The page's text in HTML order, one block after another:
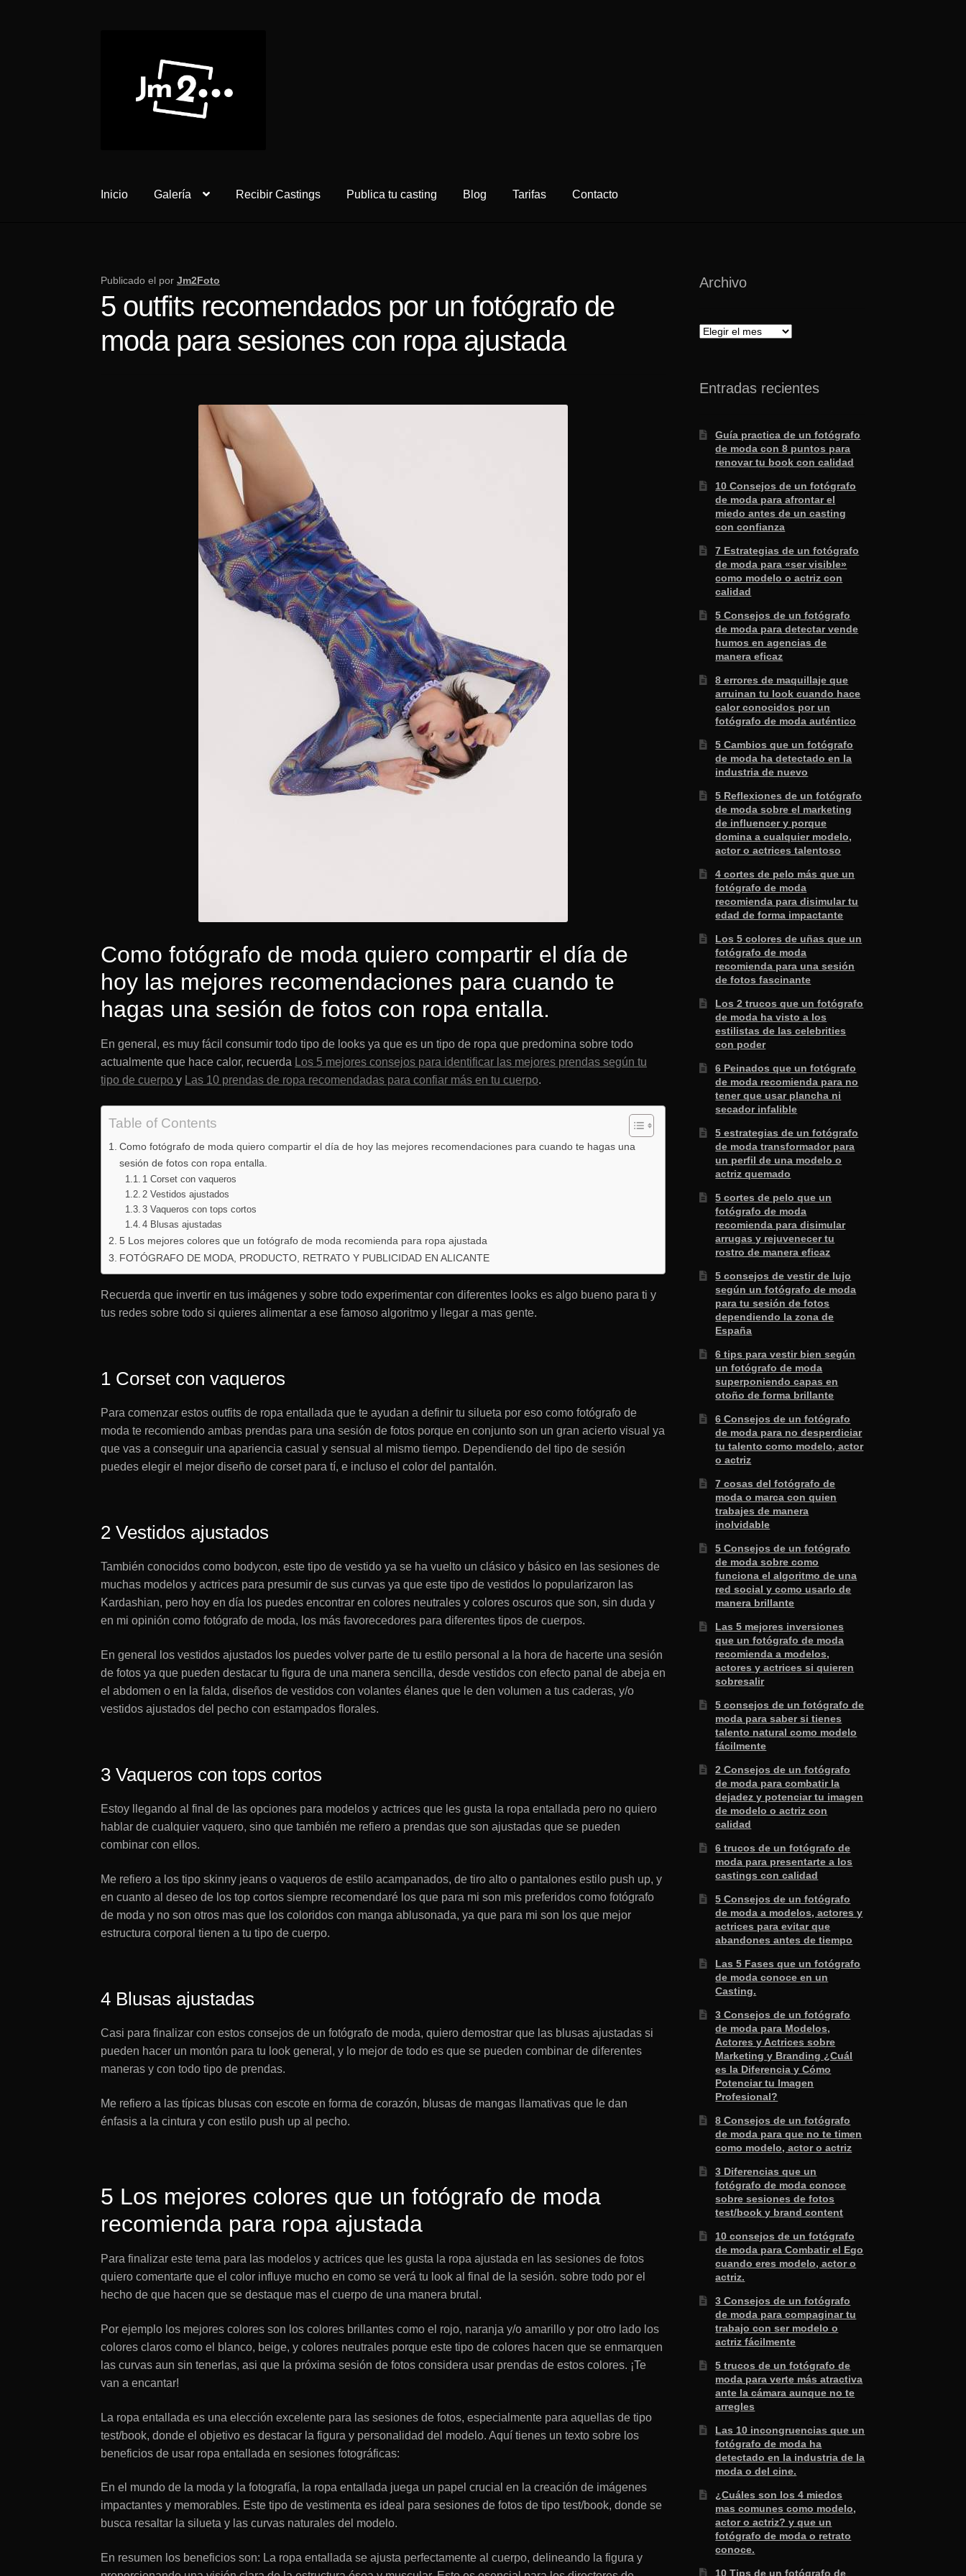
navegación
contenido
Inicio Galería Recibir Castings Publica tu casting Blog Tarifas Contacto
Publicado el porJm2Foto
5 outfits recomendados por un fotógrafo de
moda para sesiones con ropa ajustada
Como fotógrafo de moda quiero compartir el día de
hoy las mejores recomendaciones para cuando te
hagas una sesión de fotos con ropa entalla.
En general, es muy fácil consumir todo tipo de looks ya que es un tipo de ropa que predomina sobre todo
actualmente que hace calor, recuerda Los 5 mejores consejos para identificar las mejores prendas según tu
tipo de cuerpoy Las 10 prendas de ropa recomendadas para confiar más en tu cuerpo.
Table of Contents
Como fotógrafo de moda quiero compartir el día de hoy las mejores recomendaciones para cuando te hagas una
sesión de fotos con ropa entalla.
1 Corset con vaqueros
2 Vestidos ajustados
3 Vaqueros con tops cortos
4 Blusas ajustadas
5 Los mejores colores que un fotógrafo de moda recomienda para ropa ajustada
FOTÓGRAFO DE MODA, PRODUCTO, RETRATO Y PUBLICIDAD EN ALICANTE
Recuerda que invertir en tus imágenes y sobre todo experimentar con diferentes looks es algo bueno para ti y
tus redes sobre todo si quieres alimentar a ese famoso algoritmo y llegar a mas gente.
1 Corset con vaqueros
Para comenzar estos outfits de ropa entallada que te ayudan a definir tu silueta por eso como fotógrafo de
moda te recomiendo ambas prendas para una sesión de fotos porque en conjunto son un gran acierto visual ya
que vas a conseguir una apariencia casual y sensual al mismo tiempo. Dependiendo del tipo de sesión
puedes elegir el mejor diseño de corset para tí, e incluso el color del pantalón.
2 Vestidos ajustados
También conocidos como bodycon, este tipo de vestido ya se ha vuelto un clásico y básico en las sesiones de
muchas modelos y actrices para presumir de sus curvas ya que este tipo de vestidos lo popularizaron las
Kardashian, pero hoy en día los puedes encontrar en colores neutrales y colores oscuros que son, sin duda y
en mi opinión como fotógrafo de moda, los más favorecedores para diferentes tipos de cuerpos.
En general los vestidos ajustados los puedes volver parte de tu estilo personal a la hora de hacerte una sesión
de fotos ya que pueden destacar tu figura de una manera sencilla, desde vestidos con efecto panal de abeja en
el abdomen o en la falda, diseños de vestidos con volantes élanes que le den volumen a tus caderas, y/o
vestidos ajustados del pecho con estampados florales.
3 Vaqueros con tops cortos
Estoy llegando al final de las opciones para modelos y actrices que les gusta la ropa entallada pero no quiero
hablar de cualquier vaquero, sino que también me refiero a prendas que son ajustadas que se pueden
combinar con ellos.
Me refiero a los tipo skinny jeans o vaqueros de estilo acampanados, de tiro alto o pantalones estilo push up, y
en cuanto al deseo de los top cortos siempre recomendaré los que para mi son mis preferidos como fotógrafo
de moda y no son otros mas que los coloridos con manga ablusonada, ya que para mi son los que mejor
estructura corporal tienen a tu tipo de cuerpo.
4 Blusas ajustadas
Casi para finalizar con estos consejos de un fotógrafo de moda, quiero demostrar que las blusas ajustadas si
pueden hacer un montón para tu look general, y lo mejor de todo es que se pueden combinar de diferentes
maneras y con todo tipo de prendas.
Me refiero a las típicas blusas con escote en forma de corazón, blusas de mangas llamativas que le dan
énfasis a la cintura y con estilo push up al pecho.
5 Los mejores colores que un fotógrafo de moda
recomienda para ropa ajustada
Para finalizar este tema para las modelos y actrices que les gusta la ropa ajustada en las sesiones de fotos
quiero comentarte que el color influye mucho en como se verá tu look al final de la sesión. sobre todo por el
hecho de que hacen que se destaque mas el cuerpo de una manera brutal.
Por ejemplo los mejores colores son los colores brillantes como el rojo, naranja y/o amarillo y por otro lado los
colores claros como el blanco, beige, y colores neutrales porque este tipo de colores hacen que se enmarquen
las curvas aun sin tenerlas, asi que la próxima sesión de fotos considera usar prendas de estos colores. ¡Te
van a encantar!
La ropa entallada es una elección excelente para las sesiones de fotos, especialmente para aquellas de tipo
test/book, donde el objetivo es destacar la figura y personalidad del modelo. Aquí tienes un texto sobre los
beneficios de usar ropa entallada en sesiones fotográficas:
En el mundo de la moda y la fotografía, la ropa entallada juega un papel crucial en la creación de imágenes
impactantes y memorables. Este tipo de vestimenta es ideal para sesiones de fotos de tipo test/book, donde se
busca resaltar la silueta y las curvas naturales del modelo.
En resumen los beneficios son: La ropa entallada se ajusta perfectamente al cuerpo, delineando la figura y
Archivo
Archivo
Entradas recientes
Guía practica de un fotógrafo
de moda con 8 puntos para
renovar tu book con calidad
10 Consejos de un fotógrafo
de moda para afrontar el
miedo antes de un casting
con confianza
7 Estrategias de un fotógrafo
de moda para «ser visible»
como modelo o actriz con
calidad
5 Consejos de un fotógrafo
de moda para detectar vende
humos en agencias de
manera eficaz
8 errores de maquillaje que
arruinan tu look cuando hace
calor conocidos por un
fotógrafo de moda auténtico
5 Cambios que un fotógrafo
de moda ha detectado en la
industria de nuevo
5 Reflexiones de un fotógrafo
de moda sobre el marketing
de influencer y porque
domina a cualquier modelo,
actor o actrices talentoso
4 cortes de pelo más que un
fotógrafo de moda
recomienda para disimular tu
edad de forma impactante
Los 5 colores de uñas que un
fotógrafo de moda
recomienda para una sesión
de fotos fascinante
Los 2 trucos que un fotógrafo
de moda ha visto a los
estilistas de las celebrities
con poder
6 Peinados que un fotógrafo
de moda recomienda para no
tener que usar plancha ni
secador infalible
5 estrategias de un fotógrafo
de moda transformador para
un perfil de una modelo o
actriz quemado
5 cortes de pelo que un
fotógrafo de moda
recomienda para disimular
arrugas y rejuvenecer tu
rostro de manera eficaz
5 consejos de vestir de lujo
según un fotógrafo de moda
para tu sesión de fotos
dependiendo la zona de
España
6 tips para vestir bien según
un fotógrafo de moda
superponiendo capas en
otoño de forma brillante
6 Consejos de un fotógrafo
de moda para no desperdiciar
tu talento como modelo, actor
o actriz
7 cosas del fotógrafo de
moda o marca con quien
trabajes de manera
inolvidable
5 Consejos de un fotógrafo
de moda sobre como
funciona el algoritmo de una
red social y como usarlo de
manera brillante
Las 5 mejores inversiones
que un fotógrafo de moda
recomienda a modelos,
actores y actrices si quieren
sobresalir
5 consejos de un fotógrafo de
moda para saber si tienes
talento natural como modelo
fácilmente
2 Consejos de un fotógrafo
de moda para combatir la
dejadez y potenciar tu imagen
de modelo o actriz con
calidad
6 trucos de un fotógrafo de
moda para presentarte a los
castings con calidad
5 Consejos de un fotógrafo
de moda a modelos, actores y
actrices para evitar que
abandones antes de tiempo
Las 5 Fases que un fotógrafo
de moda conoce en un
Casting.
3 Consejos de un fotógrafo
de moda para Modelos,
Actores y Actrices sobre
Marketing y Branding ¿Cuál
es la Diferencia y Cómo
Potenciar tu Imagen
Profesional?
8 Consejos de un fotógrafo
de moda para que no te timen
como modelo, actor o actriz
3 Diferencias que un
fotógrafo de moda conoce
sobre sesiones de fotos
test/book y brand content
10 consejos de un fotógrafo
de moda para Combatir el Ego
cuando eres modelo, actor o
actriz.
3 Consejos de un fotógrafo
de moda para compaginar tu
trabajo con ser modelo o
actriz fácilmente
5 trucos de un fotógrafo de
moda para verte más atractiva
ante la cámara aunque no te
arregles
Las 10 incongruencias que un
fotógrafo de moda ha
detectado en la industria de la
moda o del cine.
¿Cuáles son los 4 miedos
mas comunes como modelo,
actor o actriz? y que un
fotógrafo de moda o retrato
conoce.
10 Tips de un fotógrafo de